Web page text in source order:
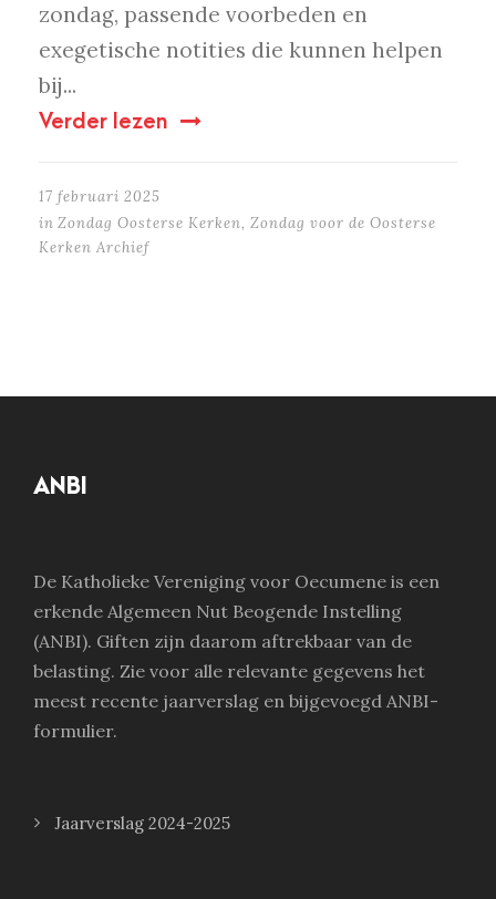
zondag, passende voorbeden en
exegetische notities die kunnen helpen
bij...
Verder lezen
17 februari 2025
in Zondag Oosterse Kerken, Zondag voor de Oosterse
Kerken Archief
ANBI
De Katholieke Vereniging voor Oecumene is een
erkende Algemeen Nut Beogende Instelling
(ANBI). Giften zijn daarom aftrekbaar van de
belasting. Zie voor alle relevante gegevens het
meest recente jaarverslag en bijgevoegd ANBI-
formulier.
Jaarverslag 2024-2025